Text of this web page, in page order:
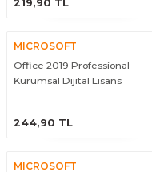
219,90 TL
MICROSOFT
Office 2019 Professional
Kurumsal Dijital Lisans
244,90 TL
MICROSOFT